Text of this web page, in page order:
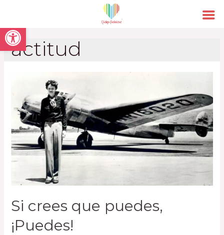
Open toolbar
actitud
Si crees que puedes,
¡Puedes!